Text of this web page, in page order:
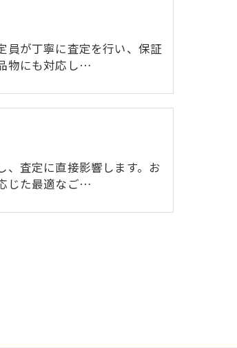
員が丁寧に査定を行い、保証
物にも対応し…
、査定に直接影響します。お
じた最適なご…